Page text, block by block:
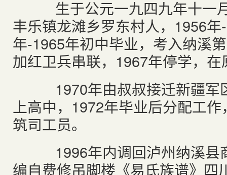
生于公元一九四九年十一
丰乐镇龙滩乡罗东村人，1956
年-1965年初中毕业，考入纳溪
加红卫兵串联，1967年停学，
1970年由叔叔接迁新疆军
上高中，1972年毕业后分配工
筑司工员。
1996年内调回泸州纳溪县
编自费修吊脚楼《易氏族谱》